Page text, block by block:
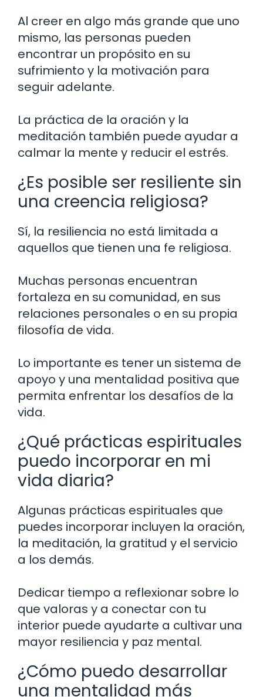
Al creer en algo más grande que uno
mismo, las personas pueden
encontrar un propósito en su
sufrimiento y la motivación para
seguir adelante.
La práctica de la oración y la
meditación también puede ayudar a
calmar la mente y reducir el estrés.
¿Es posible ser resiliente sin
una creencia religiosa?
Sí, la resiliencia no está limitada a
aquellos que tienen una fe religiosa.
Muchas personas encuentran
fortaleza en su comunidad, en sus
relaciones personales o en su propia
filosofía de vida.
Lo importante es tener un sistema de
apoyo y una mentalidad positiva que
permita enfrentar los desafíos de la
vida.
¿Qué prácticas espirituales
puedo incorporar en mi
vida diaria?
Algunas prácticas espirituales que
puedes incorporar incluyen la oración,
la meditación, la gratitud y el servicio
a los demás.
Dedicar tiempo a reflexionar sobre lo
que valoras y a conectar con tu
interior puede ayudarte a cultivar una
mayor resiliencia y paz mental.
¿Cómo puedo desarrollar
una mentalidad más